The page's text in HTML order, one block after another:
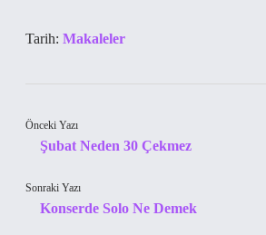
Tarih: Makaleler
Önceki Yazı
Şubat Neden 30 Çekmez
Sonraki Yazı
Konserde Solo Ne Demek